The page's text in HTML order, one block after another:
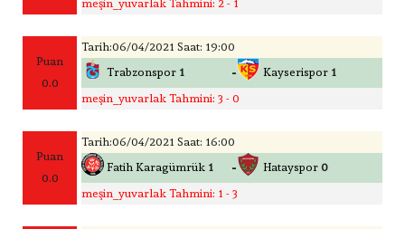
meşin_yuvarlak Tahmini: 2 - 1
Puan
0.0
Tarih:06/04/2021 Saat: 19:00
Trabzonspor 1 - Kayserispor 1
meşin_yuvarlak Tahmini: 3 - 0
Puan
0.0
Tarih:06/04/2021 Saat: 16:00
Fatih Karagümrük 1 - Hatayspor 0
meşin_yuvarlak Tahmini: 1 - 3